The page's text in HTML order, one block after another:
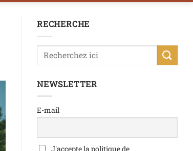
RECHERCHE
NEWSLETTER
E-mail
J'accepte la politique de